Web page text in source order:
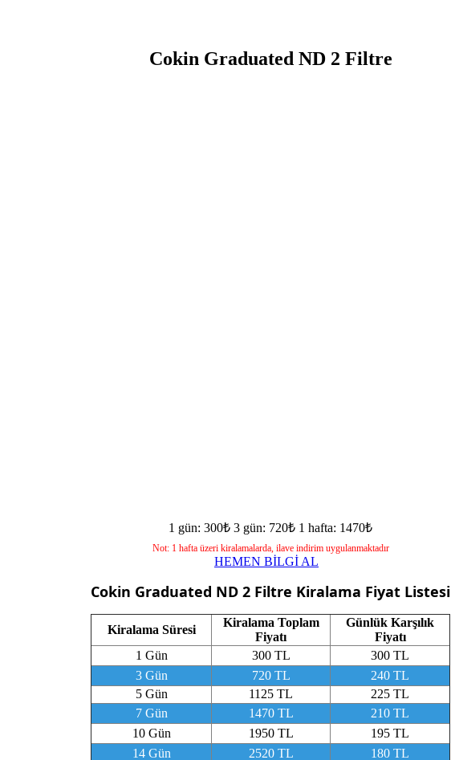
Cokin Graduated ND 2 Filtre
1 gün: 300₺ 3 gün: 720₺ 1 hafta: 1470₺
Not: 1 hafta üzeri kiralamalarda, ilave indirim uygulanmaktadır
HEMEN BİLGİ AL
Cokin Graduated ND 2 Filtre Kiralama Fiyat Listesi
Kiralama Süresi
Kiralama Toplam
Fiyatı
Günlük Karşılık
Fiyatı
1 Gün
300 TL
300 TL
3 Gün
720 TL
240 TL
5 Gün
1125 TL
225 TL
7 Gün
1470 TL
210 TL
10 Gün
1950 TL
195 TL
14 Gün
2520 TL 180 TL